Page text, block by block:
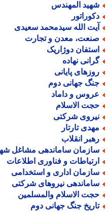
المهندس
الله سیدمحمد سعیدی
معدن و تجارت
دوژاریک
نهاده
پایانی
جهانی دوم
و داماد
الاسلام
شرکتی
تارتار
انقلاب
ساماندهی مشاغل شهری
و فناوری اطلاعات
اداری و استخدامی
نیروهای شرکتی
الاسلام والمسلمین
جنگ جهانی دوم